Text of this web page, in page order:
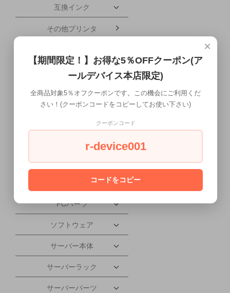
互換インク
その他プリンタ
携帯電話・タブレット
配送について
会社概要
PCパーツ
ソフトウェア
サーバー本体
サーバーラック
サーバーパーツ
×
【期間限定！】お得な5％OFFクーポン(ア
ールデバイス本店限定)
全商品対象5％オフクーポンです。この機会にご利用くだ
さい！(クーポンコードをコピーしてお使い下さい)
クーポンコード
r-device001
コードをコピー